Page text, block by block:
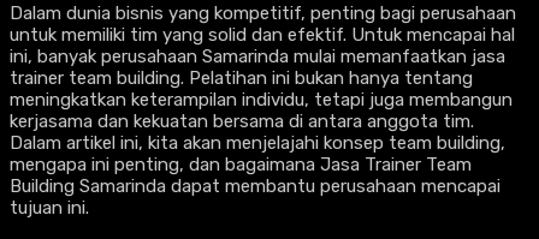
Dalam dunia bisnis yang kompetitif, penting bagi perusahaan
untuk memiliki tim yang solid dan efektif. Untuk mencapai hal
ini, banyak perusahaan Samarinda mulai memanfaatkan jasa
trainer team building. Pelatihan ini bukan hanya tentang
meningkatkan keterampilan individu, tetapi juga membangun
kerjasama dan kekuatan bersama di antara anggota tim.
Dalam artikel ini, kita akan menjelajahi konsep team building,
mengapa ini penting, dan bagaimana Jasa Trainer Team
Building Samarinda dapat membantu perusahaan mencapai
tujuan ini.